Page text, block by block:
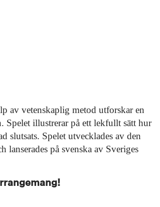
av vetenskaplig metod utforskar en
Spelet illustrerar på ett lekfullt sätt hur
slutsats. Spelet utvecklades av den
lanserades på svenska av Sveriges